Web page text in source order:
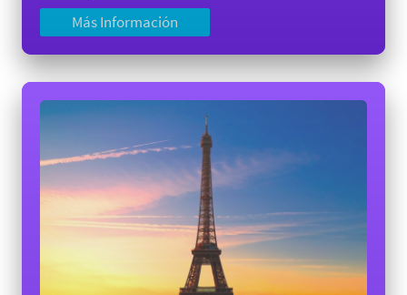
Más Información